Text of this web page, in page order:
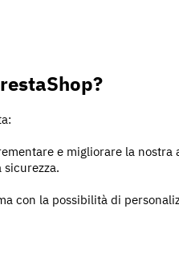
e migliorare la nostra
con la possibilità di